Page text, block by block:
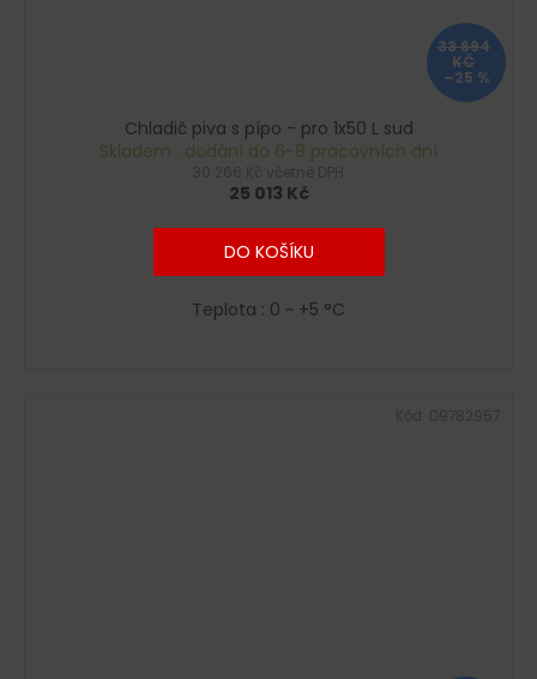
33 694
KČ
–25 %
Chladič piva s pípo - pro 1x50 L sud
Skladem : dodání do 6-8 pracovních dní
25 013 Kč
DO KOŠÍKU
Teplota : 0 ~ +5 °C